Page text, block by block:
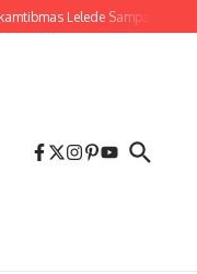
Lelede Sampaikan Pesan